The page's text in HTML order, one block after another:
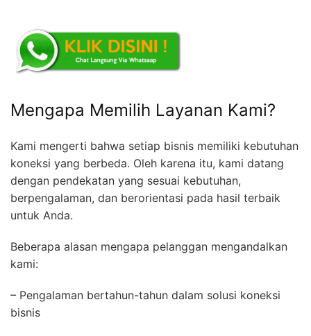
Mengapa Memilih Layanan Kami?
Kami mengerti bahwa setiap bisnis memiliki kebutuhan
koneksi yang berbeda. Oleh karena itu, kami datang
dengan pendekatan yang sesuai kebutuhan,
berpengalaman, dan berorientasi pada hasil terbaik
untuk Anda.
Beberapa alasan mengapa pelanggan mengandalkan
kami:
– Pengalaman bertahun-tahun dalam solusi koneksi
bisnis